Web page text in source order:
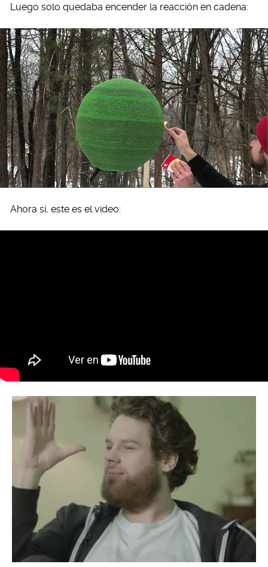
Luego solo quedaba encender la reacción en cadena:
Ahora sí, este es el video: